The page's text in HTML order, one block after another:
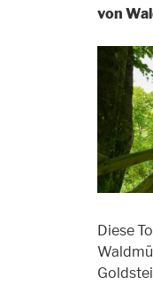
von
Diese